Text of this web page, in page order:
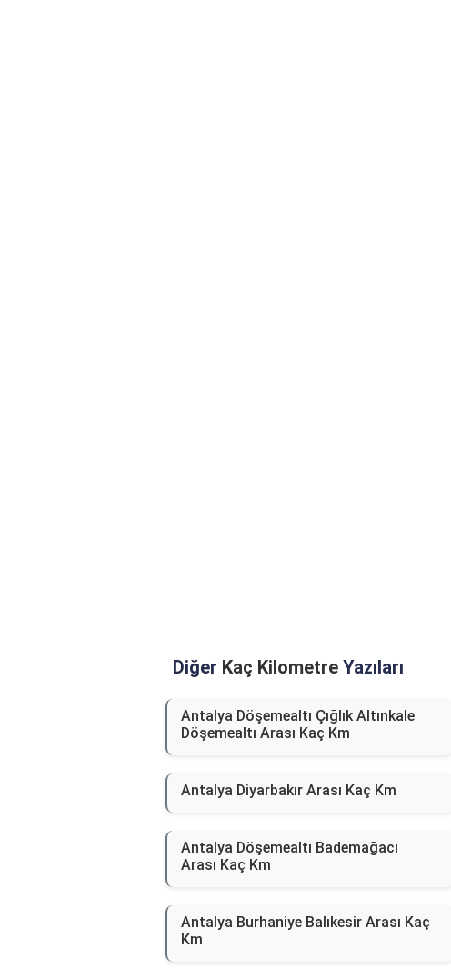
Diğer Kaç Kilometre Yazıları
Antalya Döşemealtı Çığlık Altınkale
Döşemealtı Arası Kaç Km
Antalya Diyarbakır Arası Kaç Km
Antalya Döşemealtı Bademağacı
Arası Kaç Km
Antalya Burhaniye Balıkesir Arası Kaç
Km